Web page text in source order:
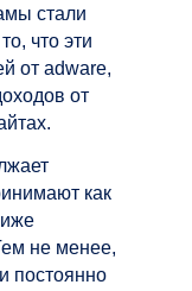
стали
что эти
от adware,
от
как
не менее,
постоянно